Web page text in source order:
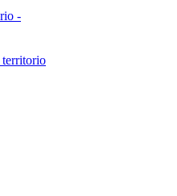
-
territorio